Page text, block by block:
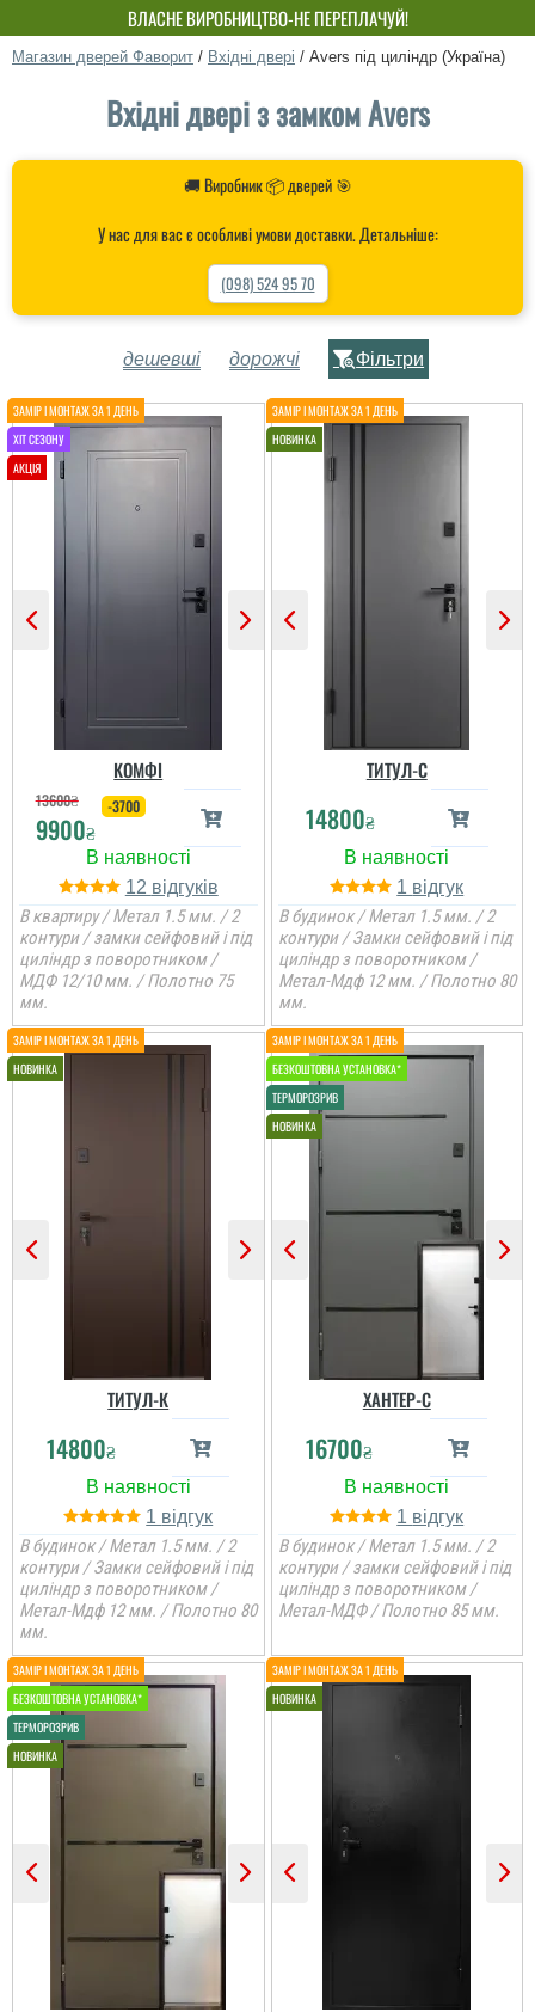
ВЛАСНЕ ВИРОБНИЦТВО-НЕ ПЕРЕПЛАЧУЙ!
Магазин дверей Фаворит / Вхідні двері / Avers під циліндр (Україна)
Вхідні двері з замком Avers
🚚 Виробник 📦 дверей 🎯
У нас для вас є особливі умови доставки. Детальніше:
(098) 524 95 70
дешевші дорожчі Фільтри
КОМФІ
13600₴
9900₴
-3700
12
В квартиру / Метал 1.5 мм. / 2
контури / замки сейфовий і під
циліндр з поворотником /
МДФ 12/10 мм. / Полотно 75
мм.
ТИТУЛ-С
14800₴
1
В будинок / Метал 1.5 мм. / 2
контури / Замки сейфовий і під
циліндр з поворотником /
Метал-Мдф 12 мм. / Полотно 80
мм.
ТИТУЛ-К
14800₴
1
В будинок / Метал 1.5 мм. / 2
контури / Замки сейфовий і під
циліндр з поворотником /
Метал-Мдф 12 мм. / Полотно 80
мм.
ХАНТЕР-С
16700₴
1
В будинок / Метал 1.5 мм. / 2
контури / замки сейфовий і під
циліндр з поворотником /
Метал-МДФ / Полотно 85 мм.